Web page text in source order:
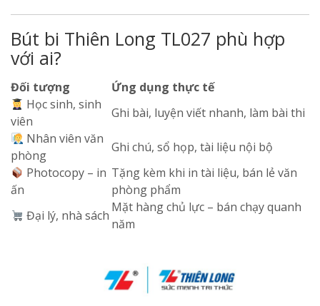
Bút bi Thiên Long TL027 phù hợp
với ai?
Đối tượng
Ứng dụng thực tế
Học sinh, sinh
viên
Ghi bài, luyện viết nhanh, làm bài thi
Nhân viên văn
phòng
Ghi chú, sổ họp, tài liệu nội bộ
Photocopy – in
ấn
Tặng kèm khi in tài liệu, bán lẻ văn
phòng phẩm
Đại lý, nhà sách
Mặt hàng chủ lực – bán chạy quanh
năm